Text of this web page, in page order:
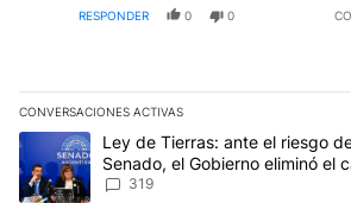
RESPONDER 0 0
CONVERSACIONES ACTIVAS
Este listado muestra los artículos con
Un artículo de tendencia con el título
Ley de Tierras: ante el riesgo
Senado, el Gobierno eliminó el
del proyecto
319